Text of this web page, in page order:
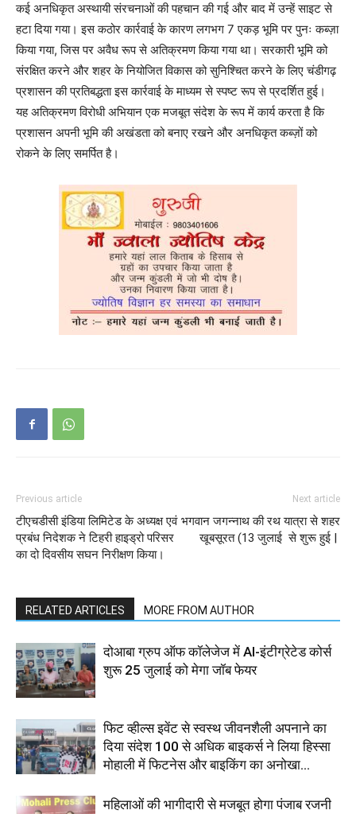
कई अनधिकृत अस्थायी संरचनाओं की पहचान की गई और बाद में उन्हें साइट से
हटा दिया गया। इस कठोर कार्रवाई के कारण लगभग 7 एकड़ भूमि पर पुनः कब्ज़ा
किया गया, जिस पर अवैध रूप से अतिक्रमण किया गया था। सरकारी भूमि को
संरक्षित करने और शहर के नियोजित विकास को सुनिश्चित करने के लिए चंडीगढ़
प्रशासन की प्रतिबद्धता इस कार्रवाई के माध्यम से स्पष्ट रूप से प्रदर्शित हुई।
यह अतिक्रमण विरोधी अभियान एक मजबूत संदेश के रूप में कार्य करता है कि
प्रशासन अपनी भूमि की अखंडता को बनाए रखने और अनधिकृत कब्ज़ों को
रोकने के लिए समर्पित है।
Previous article
टीएचडीसी इंडिया लिमिटेड के अध्यक्ष एवं
प्रबंध निदेशक ने टिहरी हाइड्रो परिसर
का दो दिवसीय सघन निरीक्षण किया।
Next article
भगवान जगन्‍नाथ की रथ यात्रा से शहर
खूबसूरत (13 जुलाई से शुरू हुई |
RELATED ARTICLES MORE FROM AUTHOR
दोआबा ग्रुप ऑफ कॉलेजेज में AI-इंटीग्रेटेड कोर्स
शुरू 25 जुलाई को मेगा जॉब फेयर
फिट व्हील्स इवेंट से स्वस्थ जीवनशैली अपनाने का
दिया संदेश 100 से अधिक बाइकर्स ने लिया हिस्सा
मोहाली में फिटनेस और बाइकिंग का अनोखा...
महिलाओं की भागीदारी से मजबूत होगा पंजाब रजनी